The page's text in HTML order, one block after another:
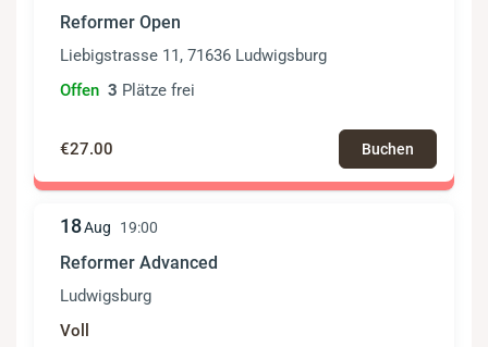
Reformer Open
Liebigstrasse 11, 71636 Ludwigsburg
Offen 3 Plätze frei
€27.00 Buchen
18Aug 19:00
Reformer Advanced
Ludwigsburg
Voll